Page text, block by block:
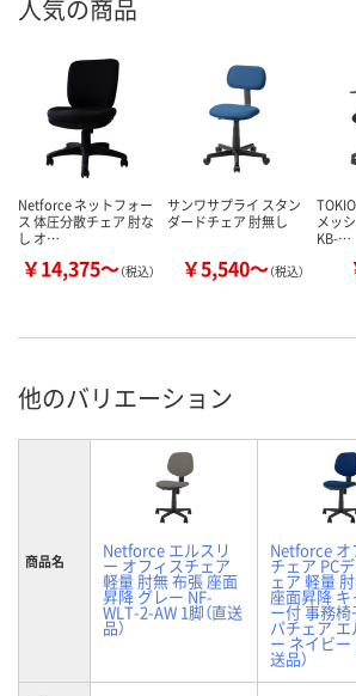
人気の商品
Netforce ネットフォー
ス 体圧分散チェア 肘な
し オ…
￥14,375～（税込）
サンワサプライ スタン
ダードチェア 肘無し
￥5,540～（税込）
メッ
KB-…
他のバリエーション
商品名 Netforce エルスリ
ー オフィスチェア
軽量 肘無 布張 座面
昇降 グレー NF-
WLT-2-AW 1脚（直送
品）
Netforce オ
チェア PC
ェア 軽量
座面昇降
ー付 事務椅
パチェア エ
ー ネイビー
送品）